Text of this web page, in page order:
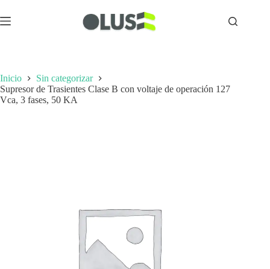
Inicio
Sin categorizar
Supresor de Trasientes Clase B con voltaje de operación 127
Vca, 3 fases, 50 KA